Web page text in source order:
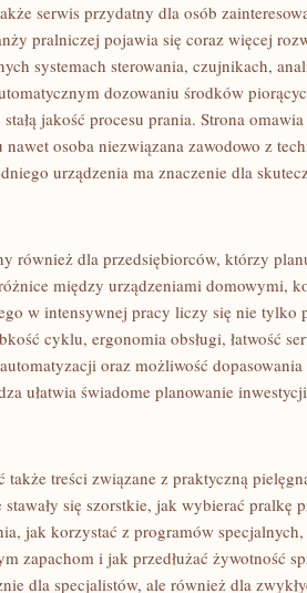
serwis przydatny dla osób
pralniczej pojawia się coraz więcej
systemach sterowania, czujnikach,
dozowaniu środków
jakość procesu prania. Strona
osoba niezwiązana zawodowo z
urządzenia ma znaczenie dla
również dla przedsiębiorców, którzy
między urządzeniami domowymi,
w intensywnej pracy liczy się nie tylko
cyklu, ergonomia obsługi, łatwość
oraz możliwość
ułatwia świadome planowanie
także treści związane z praktyczną
się szorstkie, jak wybierać pralkę
jak korzystać z programów
zapachom i jak przedłużać żywotność
dla specjalistów, ale również dla